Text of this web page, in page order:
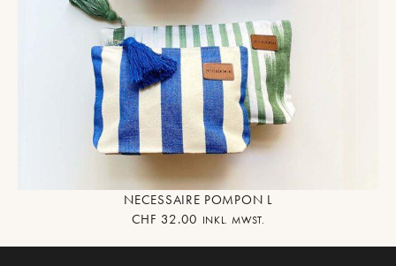
NECESSAIRE POMPON L
CHF 32.00 INKL. MWST.